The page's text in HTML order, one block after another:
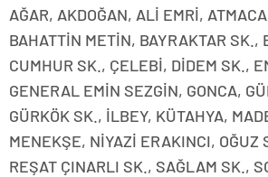
AĞAR, AKDOĞAN, ALİ EMRİ,
BAHATTİN METİN, BAYRAKTAR SK.,
CUMHUR SK., ÇELEBİ, DİDEM SK.,
GENERAL EMİN SEZGİN, GONCA,
GÜRKÖK SK., İLBEY, KÜTAHYA,
MENEKŞE, NİYAZİ ERAKINCI, OĞUZ
REŞAT ÇINARLI SK., SAĞLAM SK.,